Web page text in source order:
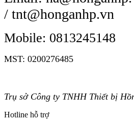
/ tnt@honganhp.vn
Mobile: 0813245148
MST: 0200276485
Trụ sở Công ty TNHH Thiết bị
Hotline hỗ trợ